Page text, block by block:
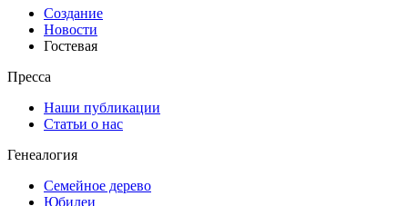
Создание
Новости
Гостевая
Пресса
Наши публикации
Статьи о нас
Генеалогия
Семейное дерево
Юбилеи